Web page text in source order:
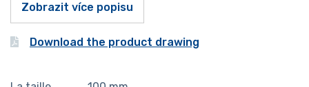
Zobrazit více popisu
Download the product drawing